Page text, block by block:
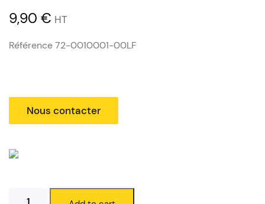
9,90 € HT
Référence 72-0010001-00LF